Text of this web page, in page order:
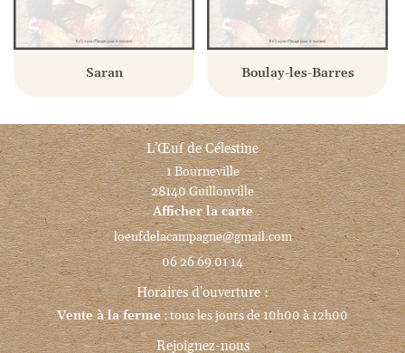
Saran Boulay-les-Barres
L’Œuf de Célestine
1 Bourneville
28140 Guillonville
Afficher la carte
06 26 69 01 14
Horaires d'ouverture :
Vente à la ferme: tous les jours de 10h00 à 12h00
Rejoignez-nous